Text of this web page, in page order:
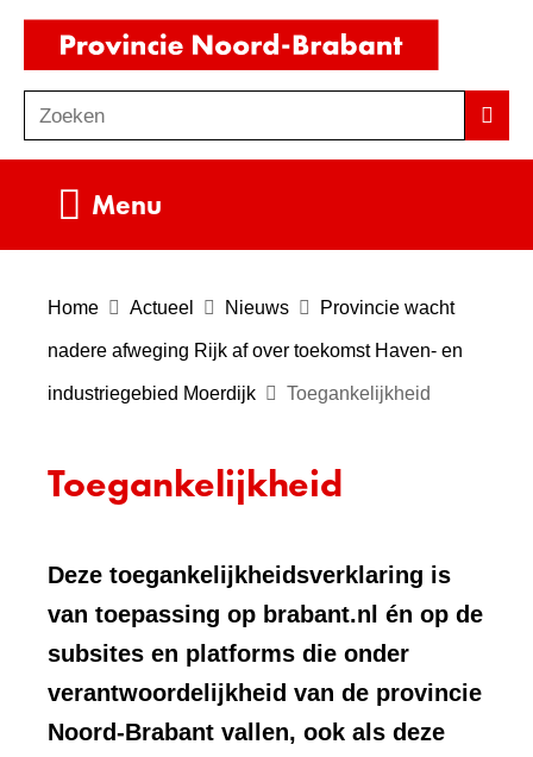
Ga
de
inhoud
o
e
Zoeken
Menu
Home Actueel Nieuws Provincie wacht
nadere afweging Rijk af over toekomst Haven- en
industriegebied Moerdijk Toegankelijkheid
Toegankelijkheid
Deze toegankelijkheidsverklaring is
van toepassing op brabant.nl én op de
subsites en platforms die onder
verantwoordelijkheid van de provincie
Noord-Brabant vallen, ook als deze